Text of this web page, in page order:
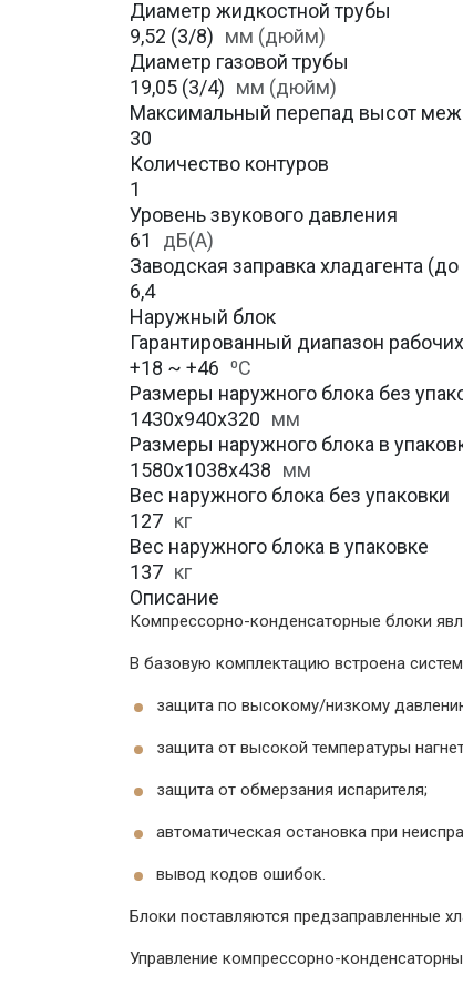
Диаметр жидкостной трубы
9,52 (3/8) мм (дюйм)
Диаметр газовой трубы
19,05 (3/4) мм (дюйм)
Максимальный перепад высот
30
Количество контуров
1
Уровень звукового давления
61
дБ(А)
Заводская заправка хладагента
6,4
Наружный блок
Гарантированный диапазон
+18 ~ +46 ⁰С
Размеры наружного блока без
1430х940х320 мм
Размеры наружного блока в
1580х1038х438 мм
Вес наружного блока без упаковки
127 кг
Вес наружного блока в упаковке
137 кг
Описание
Компрессорно-конденсаторные блоки
В базовую комплектацию встроена
защита по высокому/низкому
защита от высокой температуры
защита от обмерзания испарителя;
автоматическая остановка при
вывод кодов ошибок.
Блоки поставляются предзаправленные
Управление компрессорно-